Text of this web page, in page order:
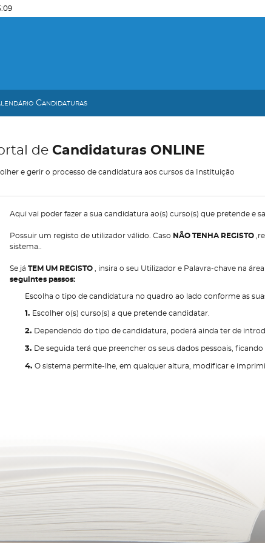
Candidaturas
de Candidaturas ONLINE
e gerir o processo de candidatura aos cursos da Instituição
Aqui vai poder fazer a sua candidatura ao(s) curso(s) que pretende e
Possuir um registo de utilizador válido. Caso NÃO TENHA REGISTO
sistema..
Se já TEM UM REGISTO , insira o seu Utilizador e Palavra-chave na
seguintes passos:
Escolha o tipo de candidatura no quadro ao lado conforme as
1. Escolher o(s) curso(s) a que pretende candidatar.
2. Dependendo do tipo de candidatura, poderá ainda ter de
3. De seguida terá que preencher os seus dados pessoais,
4. O sistema permite-lhe, em qualquer altura, modificar e